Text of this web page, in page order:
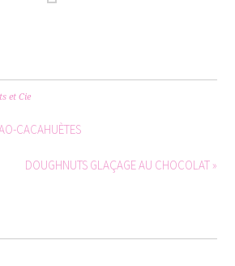
et Cie
CACAHUÈTES
DOUGHNUTS GLAÇAGE AU CHOCOLAT »